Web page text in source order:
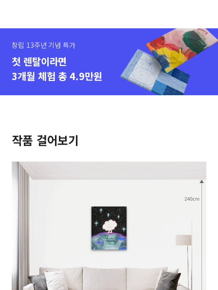
창립 13주년 기념 특가
첫 렌탈이라면
3개월 체험 총 4.9만원
작품 걸어보기